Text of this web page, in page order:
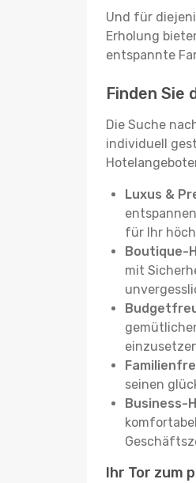
Und für
Erholung
entspannte
Finden Sie
Die Suche
individuell
Luxus &
für Ihr
Boutique-
mit
seinen
Business-
Ihr Tor zum